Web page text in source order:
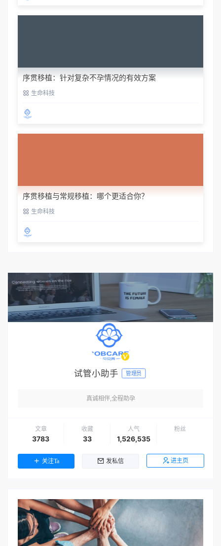
序贯移植：针对复杂不孕情况的有效方案
生命科技
序贯移植与常规移植：哪个更适合你？
生命科技
试管小助手 管理员
真诚相伴,全程助孕
文章
3783
收藏
33
人气
1,526,535
粉丝
关注Ta 发私信 进主页